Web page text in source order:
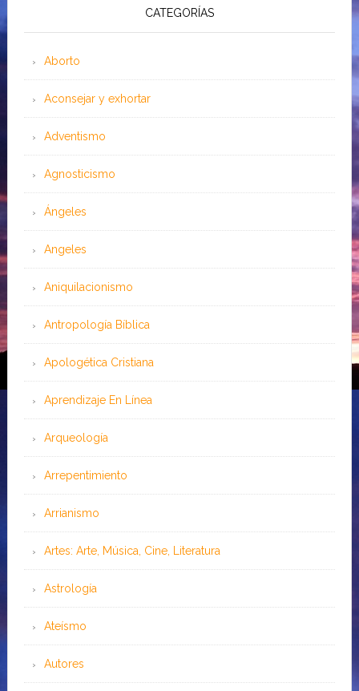
CATEGORÍAS
Aborto
Aconsejar y exhortar
Adventismo
Agnosticismo
Ángeles
Angeles
Aniquilacionismo
Antropología Bíblica
Apologética Cristiana
Aprendizaje En Línea
Arqueología
Arrepentimiento
Arrianismo
Artes: Arte, Música, Cine, Literatura
Astrología
Ateísmo
Autores